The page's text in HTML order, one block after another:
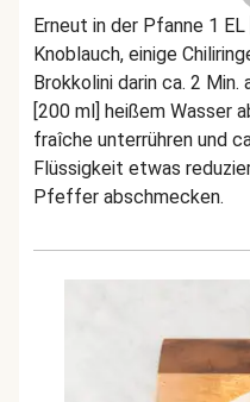
Erneut in der Pfanne 1
Knoblauch, einige
Brokkolini darin ca. 2
[200 ml] heißem Wasser
fraîche unterrühren und
Flüssigkeit etwas
Pfeffer abschmecken.